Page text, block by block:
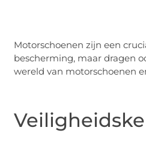
Motorschoenen zijn een
bescherming, maar dragen
wereld van motorschoenen